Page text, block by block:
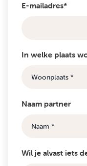
E-mailadres*
In welke plaats
Naam partner
Wil je alvast iets